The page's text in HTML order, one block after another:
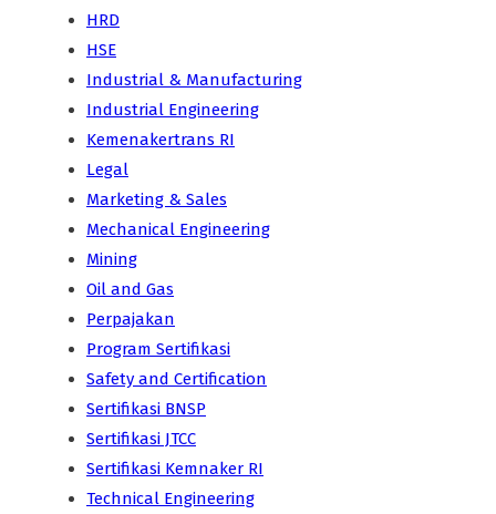
HRD
HSE
Industrial & Manufacturing
Industrial Engineering
Kemenakertrans RI
Legal
Marketing & Sales
Mechanical Engineering
Mining
Oil and Gas
Perpajakan
Program Sertifikasi
Safety and Certification
Sertifikasi BNSP
Sertifikasi JTCC
Sertifikasi Kemnaker RI
Technical Engineering